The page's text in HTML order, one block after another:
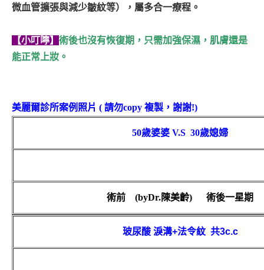
微血管擴張與減少皺紋等），屬多合一療程。
【小叮嚀】 術後也沒有恢復期，只需加強保濕，肌膚還是
能正常上妝。
美麗爾診所案例照片 ( 請勿copy 複製，謝謝!)
50歲婆婆 V.S 30歲媳婦
術前 (byDr.陳美齡) 術後一星期
玻尿酸 淚溝+法令紋 共3c.c